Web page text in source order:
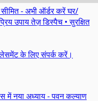
- अभी ऑर्डर करेंघर/
उपायतेज़ डिस्पैच • सुरक्षित
के लिए संपर्क करें।